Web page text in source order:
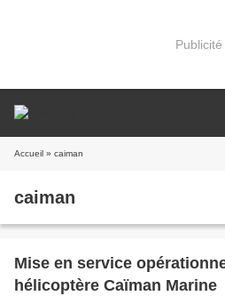
Publicité
Accueil » caiman
caiman
Mise en service
hélicoptère Caïman Marine